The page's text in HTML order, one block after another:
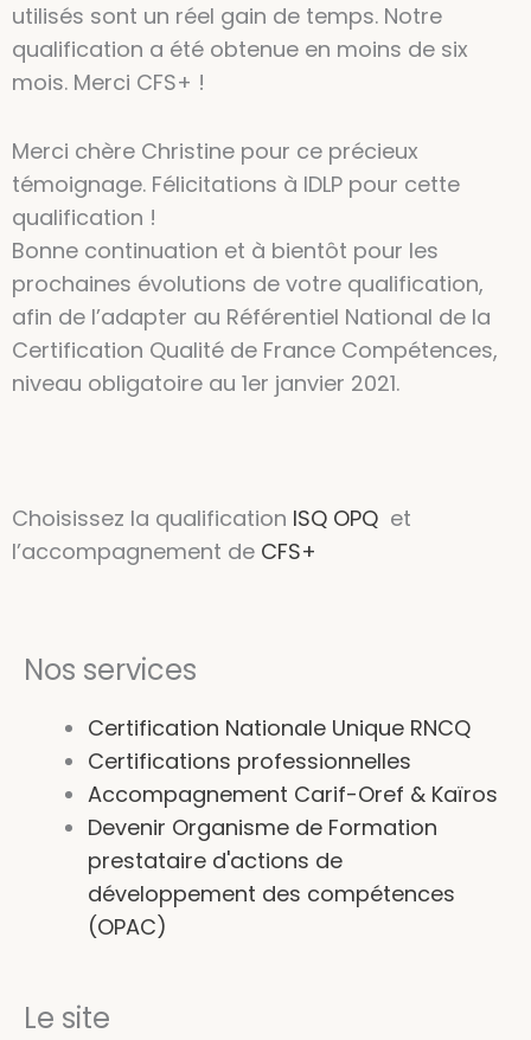
utilisés sont un réel gain de temps. Notre
qualification a été obtenue en moins de six
mois. Merci CFS+ !
Merci chère Christine pour ce précieux
témoignage. Félicitations à IDLP pour cette
qualification !
Bonne continuation et à bientôt pour les
prochaines évolutions de votre qualification,
afin de l’adapter au Référentiel National de la
Certification Qualité de France Compétences,
niveau obligatoire au 1er janvier 2021.
Choisissez la qualification ISQ OPQ et
l’accompagnement de CFS+
Nos services
Certification Nationale Unique RNCQ
Certifications professionnelles
Accompagnement Carif-Oref & Kaïros
Devenir Organisme de Formation
prestataire d'actions de
développement des compétences
(OPAC)
Le site